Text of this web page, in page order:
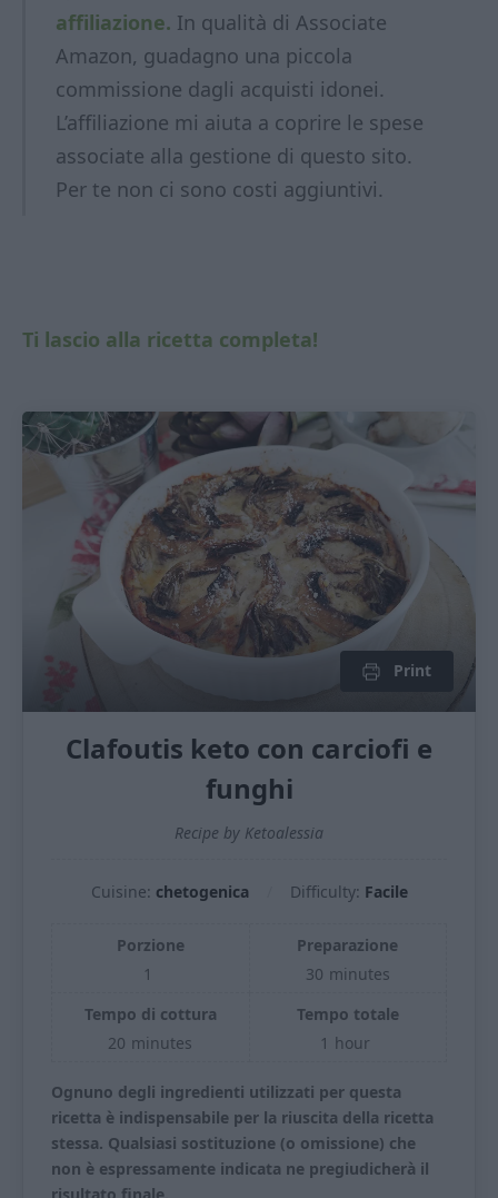
affiliazione. In qualità di Associate
Amazon, guadagno una piccola
commissione dagli acquisti idonei.
L’affiliazione mi aiuta a coprire le spese
associate alla gestione di questo sito.
Per te non ci sono costi aggiuntivi.
Ti lascio alla ricetta completa!
Print
Clafoutis keto con carciofi e
funghi
Recipe by Ketoalessia
Cuisine: chetogenica Difficulty: Facile
Porzione
1
Preparazione
30 minutes
Tempo di cottura
20 minutes
Tempo totale
1 hour
Ognuno degli ingredienti utilizzati per questa
ricetta è indispensabile per la riuscita della ricetta
stessa. Qualsiasi sostituzione (o omissione) che
non è espressamente indicata ne pregiudicherà il